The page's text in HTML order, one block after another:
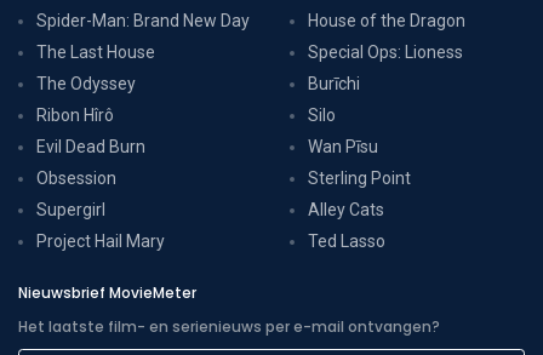
Spider-Man: Brand New Day
The Last House
The Odyssey
Ribon Hîrô
Evil Dead Burn
Obsession
Supergirl
Project Hail Mary
House of the Dragon
Special Ops: Lioness
Burīchi
Silo
Wan Pīsu
Sterling Point
Alley Cats
Ted Lasso
Nieuwsbrief MovieMeter
Het laatste film- en serienieuws per e-mail ontvangen?